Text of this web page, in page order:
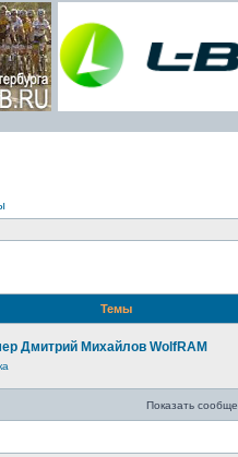
Темы
Дмитрий Михайлов WolfRAM
Показать